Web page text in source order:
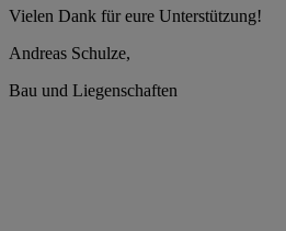
Vielen Dank für eure Unterstützung!
Andreas Schulze,
Bau und Liegenschaften